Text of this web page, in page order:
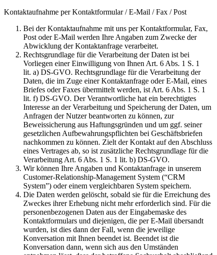
Kontaktaufnahme per Kontaktformular / E-Mail / Fax / Post
Bei der Kontaktaufnahme mit uns per Kontaktformular, Fax,
Post oder E-Mail werden Ihre Angaben zum Zwecke der
Abwicklung der Kontaktanfrage verarbeitet.
Rechtsgrundlage für die Verarbeitung der Daten ist bei
Vorliegen einer Einwilligung von Ihnen Art. 6 Abs. 1 S. 1
lit. a) DS-GVO. Rechtsgrundlage für die Verarbeitung der
Daten, die im Zuge einer Kontaktanfrage oder E-Mail, eines
Briefes oder Faxes übermittelt werden, ist Art. 6 Abs. 1 S. 1
lit. f) DS-GVO. Der Verantwortliche hat ein berechtigtes
Interesse an der Verarbeitung und Speicherung der Daten, um
Anfragen der Nutzer beantworten zu können, zur
Beweissicherung aus Haftungsgründen und um ggf. seiner
gesetzlichen Aufbewahrungspflichten bei Geschäftsbriefen
nachkommen zu können. Zielt der Kontakt auf den Abschluss
eines Vertrages ab, so ist zusätzliche Rechtsgrundlage für die
Verarbeitung Art. 6 Abs. 1 S. 1 lit. b) DS-GVO.
Wir können Ihre Angaben und Kontaktanfrage in unserem
Customer-Relationship-Management System (“CRM
System”) oder einem vergleichbaren System speichern.
Die Daten werden gelöscht, sobald sie für die Erreichung des
Zweckes ihrer Erhebung nicht mehr erforderlich sind. Für die
personenbezogenen Daten aus der Eingabemaske des
Kontaktformulars und diejenigen, die per E-Mail übersandt
wurden, ist dies dann der Fall, wenn die jeweilige
Konversation mit Ihnen beendet ist. Beendet ist die
Konversation dann, wenn sich aus den Umständen